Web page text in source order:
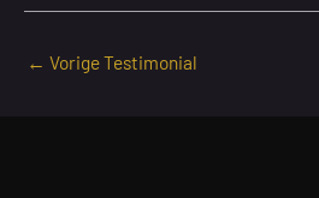
← Vorige Testimonial